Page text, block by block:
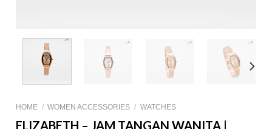
HOME / WOMEN ACCESSORIES / WATCHES
ELIZABETH – JAM TANGAN WANITA |